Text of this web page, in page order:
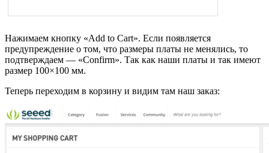
Нажимаем кнопку «Add to Cart». Если появляется
предупреждение о том, что размеры платы не менялись, то
подтверждаем — «Confirm». Так как наши платы и так имеют
размер 100×100 мм.
Теперь переходим в корзину и видим там наш заказ: